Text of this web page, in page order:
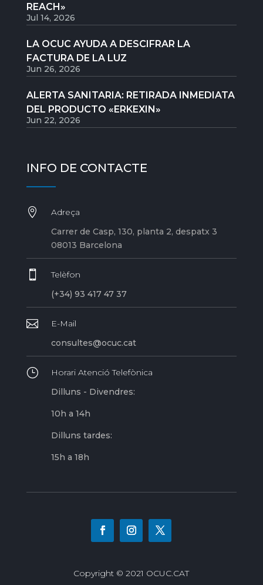
REACH»
Jul 14, 2026
LA OCUC AYUDA A DESCIFRAR LA
FACTURA DE LA LUZ
Jun 26, 2026
ALERTA SANITARIA: RETIRADA INMEDIATA
DEL PRODUCTO «ERKEXIN»
Jun 22, 2026
INFO DE CONTACTE

Adreça
Carrer de Casp, 130, planta 2, despatx 3
08013 Barcelona

Telèfon
(+34) 93 417 47 37

E-Mail
consultes@ocuc.cat
}
Horari Atenció Telefònica
Dilluns - Divendres:
10h a 14h
Dilluns tardes:
15h a 18h
Copyright © 2021 OCUC.CAT